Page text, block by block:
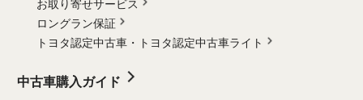
お取り寄せサービス
ロングラン保証
トヨタ認定中古車・
トヨタ認定中古車ライト
中古車購入ガイド